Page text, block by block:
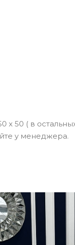
х 50 ( в
у менеджера.